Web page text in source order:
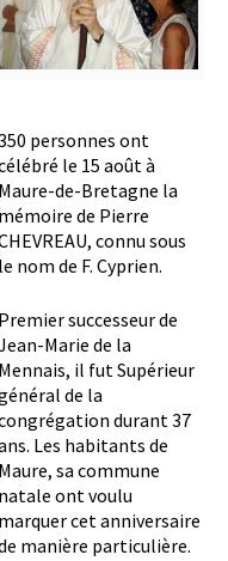
personnes ont
le 15 août à
Maure-de-Bretagne la
mémoire de Pierre
connu sous
le nom de F. Cyprien.
Premier successeur de
Marie de la
Mennais, il fut Supérieur
de la
durant 37
Les habitants de
Maure, sa commune
natale ont voulu
marquer cet anniversaire
manière particulière.